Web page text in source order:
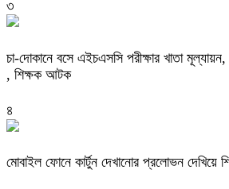
৩
চা-দোকানে বসে এইচএসসি পরীক্ষার খাতা
, শিক্ষক আটক
৪
মোবাইল ফোনে কার্টুন দেখানোর প্রলোভন দেখিয়ে